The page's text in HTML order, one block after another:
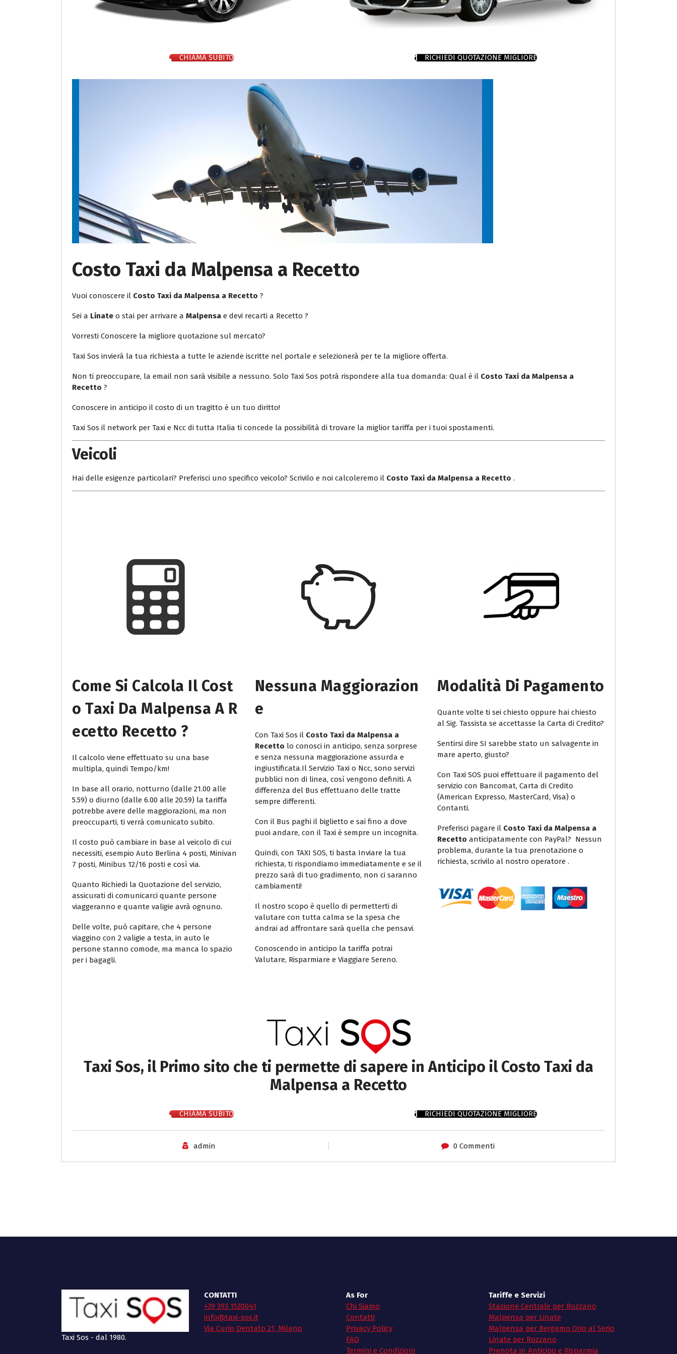
CHIAMA SUBITO RICHIEDI QUOTAZIONE MIGLIORE
Costo Taxi da Malpensa a Recetto
Vuoi conoscere il Costo Taxi da Malpensa a Recetto ?
Sei a Linate o stai per arrivare a Malpensa e devi recarti a Recetto ?
Vorresti Conoscere la migliore quotazione sul mercato?
Taxi Sos invierà la tua richiesta a tutte le aziende iscritte nel portale e selezionerà per te la migliore offerta.
Non ti preoccupare, la email non sarà visibile a nessuno. Solo Taxi Sos potrà rispondere alla tua domanda: Qual è il Costo Taxi da Malpensa a
Recetto ?
Conoscere in anticipo il costo di un tragitto è un tuo diritto!
Taxi Sos il network per Taxi e Ncc di tutta Italia ti concede la possibilità di trovare la miglior tariffa per i tuoi spostamenti.
Veicoli
Hai delle esigenze particolari? Preferisci uno specifico veicolo? Scrivilo e noi calcoleremo il Costo Taxi da Malpensa a Recetto .
Come Si Calcola Il Cost
O Taxi Da Malpensa A R
Ecetto Recetto ?
Il calcolo viene effettuato su una base
multipla, quindi Tempo/km!
In base all orario, notturno (dalle 21.00 alle
5.59) o diurno (dalle 6.00 alle 20.59) la tariffa
potrebbe avere delle maggiorazioni, ma non
preoccuparti, ti verrà comunicato subito.
Il costo può cambiare in base al veicolo di cui
necessiti, esempio Auto Berlina 4 posti, Minivan
7 posti, Minibus 12/16 posti e così via.
Quanto Richiedi la Quotazione del servizio,
assicurati di comunicarci quante persone
viaggeranno e quante valigie avrà ognuno.
Delle volte, può capitare, che 4 persone
viaggino con 2 valigie a testa, in auto le
persone stanno comode, ma manca lo spazio
per i bagagli.
Nessuna Maggiorazion
E
Con Taxi Sos il Costo Taxi da Malpensa a
Recetto lo conosci in anticipo, senza sorprese
e senza nessuna maggiorazione assurda e
ingiustificata.Il Servizio Taxi o Ncc, sono servizi
pubblici non di linea, così vengono definiti. A
differenza del Bus effettuano delle tratte
sempre differenti.
Con il Bus paghi il biglietto e sai fino a dove
puoi andare, con il Taxi è sempre un incognita.
Quindi, con TAXI SOS, ti basta Inviare la tua
richiesta, ti rispondiamo immediatamente e se il
prezzo sarà di tuo gradimento, non ci saranno
cambiamenti!
Il nostro scopo è quello di permetterti di
valutare con tutta calma se la spesa che
andrai ad affrontare sarà quella che pensavi.
Conoscendo in anticipo la tariffa potrai
Valutare, Risparmiare e Viaggiare Sereno.
Modalità Di Pagamento
Quante volte ti sei chiesto oppure hai chiesto
al Sig. Tassista se accettasse la Carta di Credito?
Sentirsi dire SI sarebbe stato un salvagente in
mare aperto, giusto?
Con Taxi SOS puoi effettuare il pagamento del
servizio con Bancomat, Carta di Credito
(American Expresso, MasterCard, Visa) o
Contanti.
Preferisci pagare il Costo Taxi da Malpensa a
Recetto anticipatamente con PayPal? Nessun
problema, durante la tua prenotazione o
richiesta, scrivilo al nostro operatore .
Taxi Sos, il Primo sito che ti permette di sapere in Anticipo il Costo Taxi da
Malpensa a Recetto
CHIAMA SUBITO RICHIEDI QUOTAZIONE MIGLIORE
admin 0 Commenti
Taxi Sos - dal 1980.
CONTATTI
+39 393 1520041
info@taxi-sos.it
Via Curio Dentato 21, Milano
As For
Chi Siamo
Contatti
Privacy Policy
FAQ
Termini e Condizioni
Tariffe e Servizi
Stazione Centrale per Rozzano
Malpensa per Linate
Malpensa per Bergamo Orio al Serio
Linate per Rozzano
Prenota in Anticipo e Risparmia